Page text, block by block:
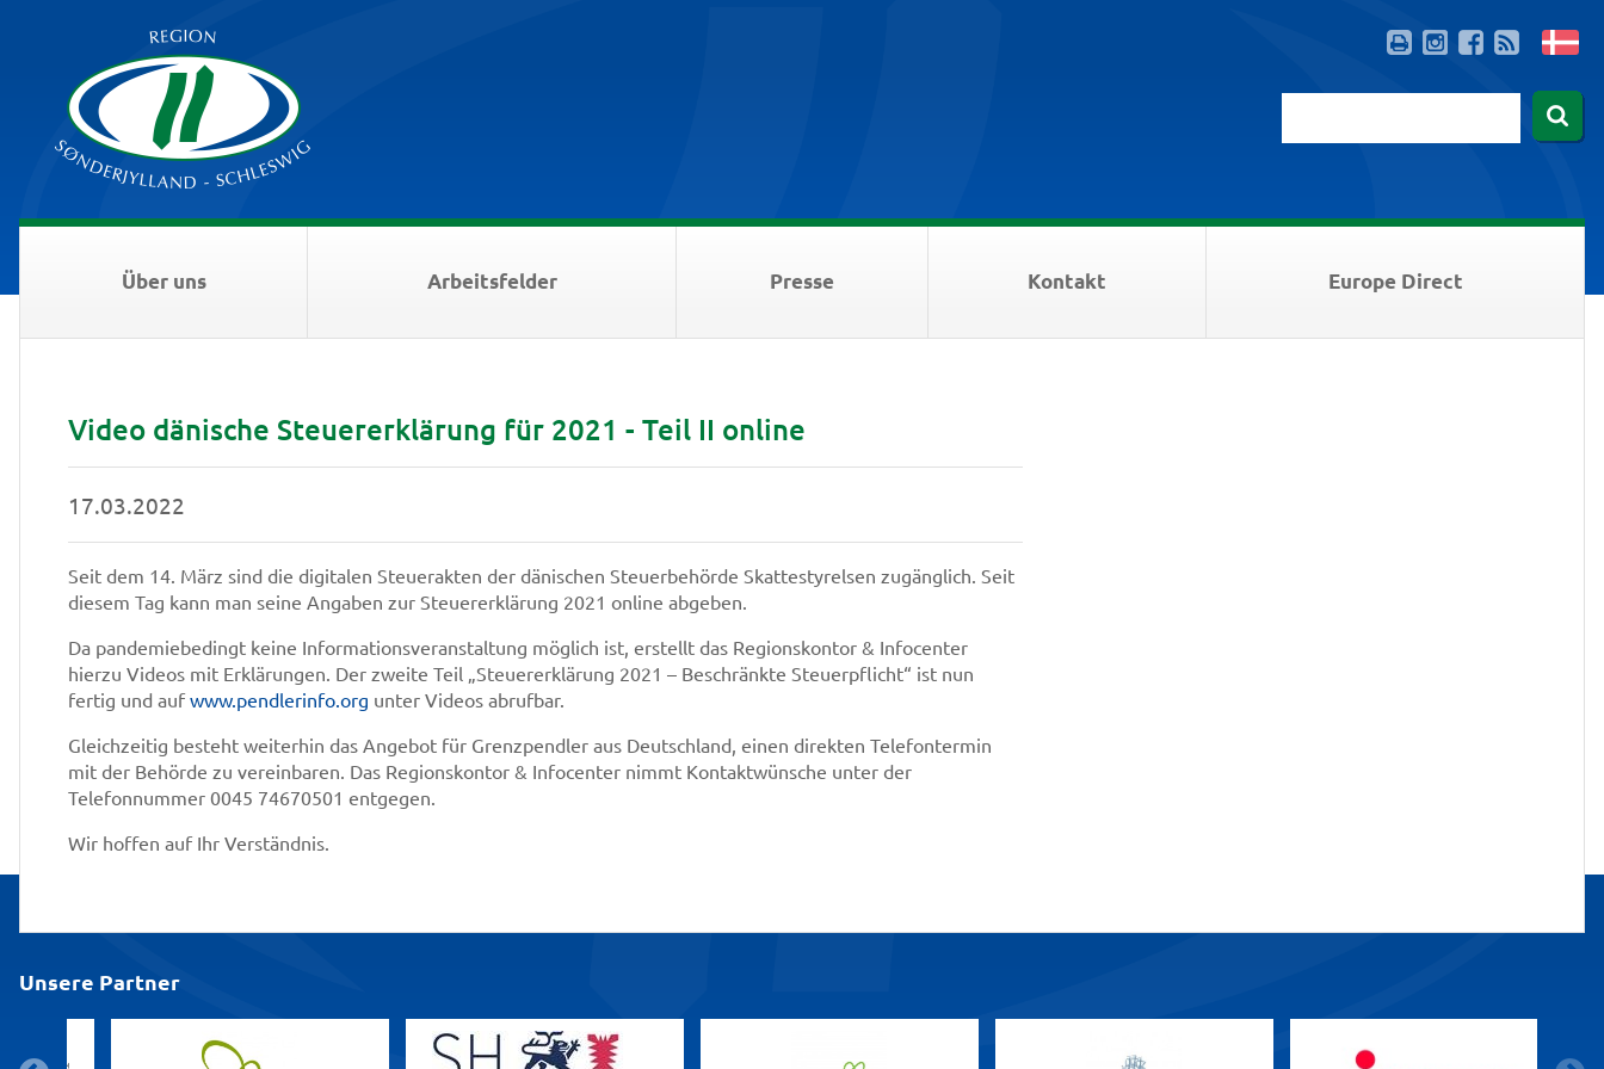
Über uns Arbeitsfelder Presse Kontakt Europe Direct
Video dänische Steuererklärung für 2021 - Teil II online
17.03.2022
Seit dem 14. März sind die digitalen Steuerakten der dänischen Steuerbehörde Skattestyrelsen zugänglich. Seit
diesem Tag kann man seine Angaben zur Steuererklärung 2021 online abgeben.
Da pandemiebedingt keine Informationsveranstaltung möglich ist, erstellt das Regionskontor & Infocenter
hierzu Videos mit Erklärungen. Der zweite Teil „Steuererklärung 2021 – Beschränkte Steuerpflicht“ ist nun
fertig und aufwww.pendlerinfo.org unter Videos abrufbar.
Gleichzeitig besteht weiterhin das Angebot für Grenzpendler aus Deutschland, einen direkten Telefontermin
mit der Behörde zu vereinbaren. Das Regionskontor & Infocenter nimmt Kontaktwünsche unter der
Telefonnummer 0045 74670501 entgegen.
Wir hoffen auf Ihr Verständnis.
Unsere Partner